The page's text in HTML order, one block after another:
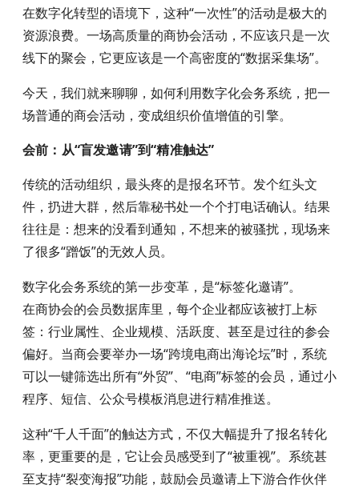
在数字化转型的语境下，这种“一次性”的活动是极大的
资源浪费。一场高质量的商协会活动，不应该只是一次
线下的聚会，它更应该是一个高密度的“数据采集场”。
今天，我们就来聊聊，如何利用数字化会务系统，把一
场普通的商会活动，变成组织价值增值的引擎。
会前：从“盲发邀请”到“精准触达”
传统的活动组织，最头疼的是报名环节。发个红头文
件，扔进大群，然后靠秘书处一个个打电话确认。结果
往往是：想来的没看到通知，不想来的被骚扰，现场来
了很多“蹭饭”的无效人员。
数字化会务系统的第一步变革，是“标签化邀请”。
在商协会的会员数据库里，每个企业都应该被打上标
签：行业属性、企业规模、活跃度、甚至是过往的参会
偏好。当商会要举办一场“跨境电商出海论坛”时，系统
可以一键筛选出所有“外贸”、“电商”标签的会员，通过小
程序、短信、公众号模板消息进行精准推送。
这种“千人千面”的触达方式，不仅大幅提升了报名转化
率，更重要的是，它让会员感受到了“被重视”。系统甚
至支持“裂变海报”功能，鼓励会员邀请上下游合作伙伴